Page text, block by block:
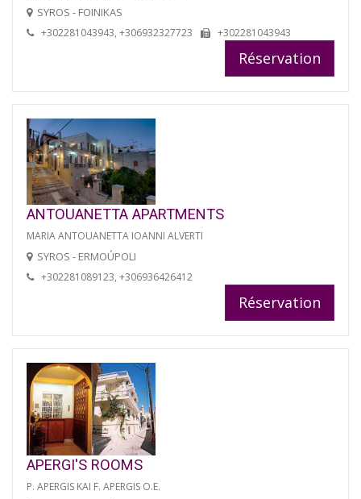
SYROS - FOINIKAS
+302281043943, +306932327723 +302281043943
Réservation
ANTOUANETTA APARTMENTS
MARIA ANTOUANETTA IOANNI ALVERTI
SYROS - ERMOÚPOLI
+302281089123, +306936426412
Réservation
APERGI'S ROOMS
P. APERGIS KAI F. APERGIS O.E.